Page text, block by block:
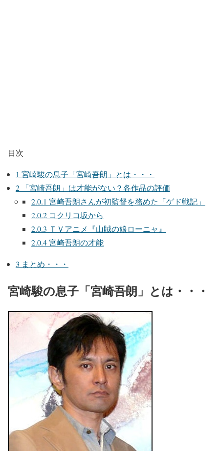
目次
1 宮崎駿の息子「宮崎吾朗」とは・・・
2 「宮崎吾朗」は才能がない？各作品の評価
2.0.1 宮崎吾朗さんが初監督を務めた「ゲド戦記」
2.0.2 コクリコ坂から
2.0.3 ＴＶアニメ『山賊の娘ローニャ』
2.0.4宮崎吾朗の才能
3 まとめ・・・
宮崎駿の息子「宮崎吾朗」とは・・・